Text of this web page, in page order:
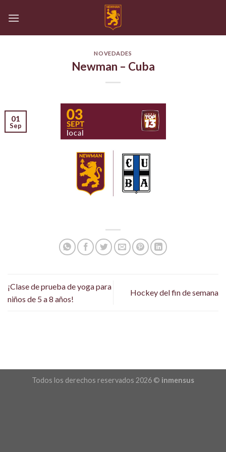
NOVEDADES
Newman – Cuba
01
Sep
¡Clase de prueba de yoga para
niños de 5 a 8 años!
Hockey del fin de semana
Todos los derechos reservados 2026 © inmensus